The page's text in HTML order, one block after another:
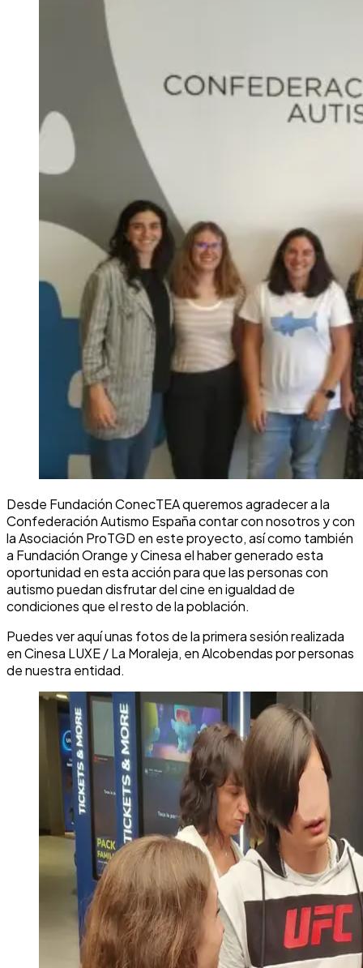
Desde Fundación ConecTEA queremos agradecer a la
Confederación Autismo España contar con nosotros y con
la Asociación ProTGD en este proyecto, así como también
a Fundación Orange y Cinesa el haber generado esta
oportunidad en esta acción para que las personas con
autismo puedan disfrutar del cine en igualdad de
condiciones que el resto de la población.
Puedes ver aquí unas fotos de la primera sesión realizada
en Cinesa LUXE / La Moraleja, en Alcobendas por personas
de nuestra entidad.